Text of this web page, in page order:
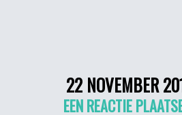
22 NOVEMBER
EEN REACTIE